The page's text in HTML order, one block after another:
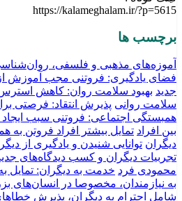
https://kalameghalam.ir/?p=5615
برچسب ها
آموزه‌های مذهبی و فلسفی،
فضای یادگیری: فروتنی مجب آموزش
جدید بهبود سلامت روان: کاهش
سلامت روانی پذیرش انتقاد: فرصتی
همبستگی اجتماعی: فروتنی سبب ایجاد
بین افراد تمایل بیشتر افراد فروتن به
دیگران توانایی شنیدن و یادگیری از
تجربیات دیگران و کسب دیدگاه‌های جدید
محمودی فرد خدمت به دیگران: تمایل
به نیازمندان، مخصوصا در انسان‌های
شامل احترام به دیگران، پذیرش